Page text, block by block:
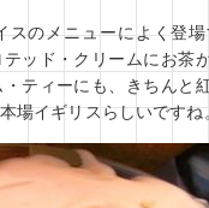
スのメニューによく登
ッド・クリームにお茶
ティーにも、きちんと
場イギリスらしいですね